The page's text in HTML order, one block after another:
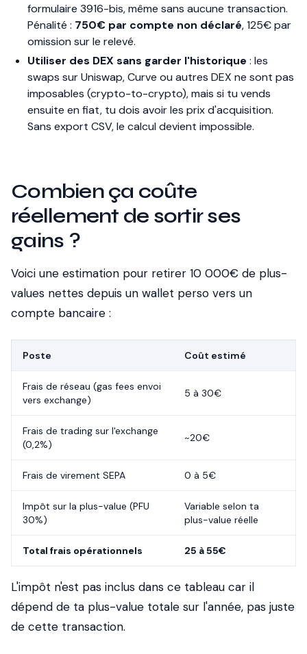
formulaire 3916-bis, même sans aucune transaction.
Pénalité : 750€ par compte non déclaré, 125€ par
omission sur le relevé.
Utiliser des DEX sans garder l'historique : les
swaps sur Uniswap, Curve ou autres DEX ne sont pas
imposables (crypto-to-crypto), mais si tu vends
ensuite en fiat, tu dois avoir les prix d'acquisition.
Sans export CSV, le calcul devient impossible.
Combien ça coûte
réellement de sortir ses
gains ?
Voici une estimation pour retirer 10 000€ de plus-
values nettes depuis un wallet perso vers un
compte bancaire :
Poste Coût estimé
Frais de réseau (gas fees envoi
vers exchange)
5 à 30€
Frais de trading sur l'exchange
(0,2%)
~20€
Frais de virement SEPA 0 à 5€
Impôt sur la plus-value (PFU
30%)
Variable selon ta
plus-value réelle
Total frais opérationnels 25 à 55€
L'impôt n'est pas inclus dans ce tableau car il
dépend de ta plus-value totale sur l'année, pas juste
de cette transaction.